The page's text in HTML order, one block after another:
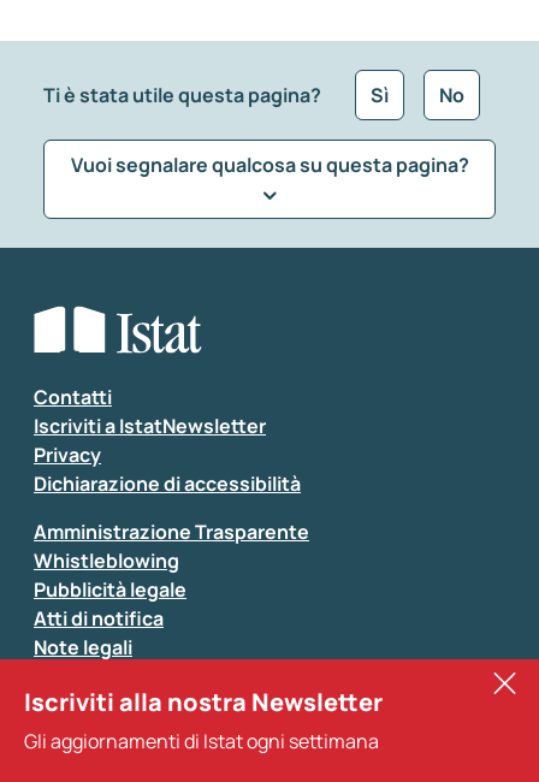
Ti è stata utile questa pagina? Sì No
Vuoi segnalare qualcosa su questa pagina?
Seleziona la tipologia della segnalazione
Inserisci il tuo commento
Si prega di non fornire dati di natura personale (ad
Contatti
Iscriviti a IstatNewsletter
Privacy
Dichiarazione di accessibilità
Amministrazione Trasparente
Whistleblowing
Pubblicità legale
Atti di notifica
Note legali
Sistan
Altri servizi
Iscriviti alla nostra Newsletter
Gli aggiornamenti di Istat ogni settimana